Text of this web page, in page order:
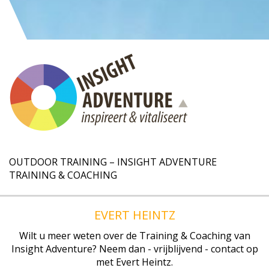
OUTDOOR TRAINING – INSIGHT ADVENTURE
TRAINING & COACHING
EVERT HEINTZ
Wilt u meer weten over de Training & Coaching van
Insight Adventure? Neem dan - vrijblijvend - contact op
met Evert Heintz.